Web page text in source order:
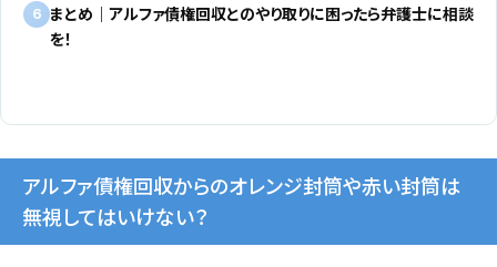
6 まとめ｜アルファ債権回収とのやり取りに困ったら弁護士に相談
を！
アルファ債権回収からのオレンジ封筒や赤い封筒は
無視してはいけない？